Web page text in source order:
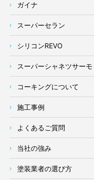
ガイナ
スーパーセラン
シリコンREVO
スーパーシャネツサーモ
コーキングについて
施工事例
よくあるご質問
当社の強み
塗装業者の選び方